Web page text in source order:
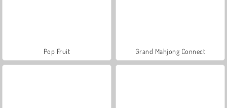
Pop Fruit Grand Mahjong Connect